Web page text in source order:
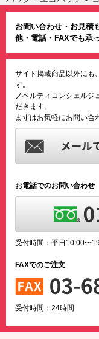
お問い合わせ・お見積
他・電話・FAXでも承
サイト掲載商品以外にも
す。
ノベルティコンシェル
だきます。
まずはお気軽にお問い合
お電話でのお問い合わせ
受付時間：平日10:00〜
FAXでのご注文
受付時間：24時間